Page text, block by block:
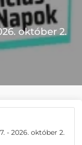
október 2.
- 2026. október 2.